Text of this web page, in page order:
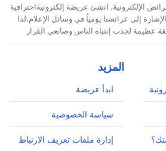
الإلكترونية، انشئ عريضة إلكترونيةاحترافية
إلى عرائضنا يومياً في وسائل الإعلام،لذا
عظيمة لجذب إنتباه الناس وصانعي القرار
المزيد
ابدأ عريضة
سياسة الخصوصية
إدارة ملفات تعريف الارتباط